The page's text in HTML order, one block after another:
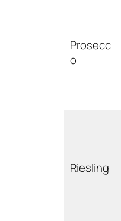
Prosecc
o
Riesling